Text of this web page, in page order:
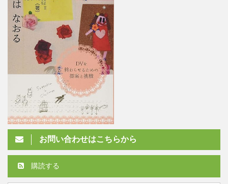
お問い合わせはこちらから
購読する